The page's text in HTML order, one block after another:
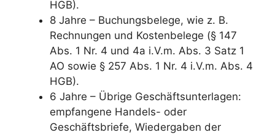
HGB).
8 Jahre – Buchungsbelege, wie z. B.
Rechnungen und Kostenbelege (§ 147
Abs. 1 Nr. 4 und 4a i.V.m. Abs. 3 Satz 1
AO sowie § 257 Abs. 1 Nr. 4 i.V.m. Abs. 4
HGB).
6 Jahre – Übrige Geschäftsunterlagen:
empfangene Handels- oder
Geschäftsbriefe, Wiedergaben der